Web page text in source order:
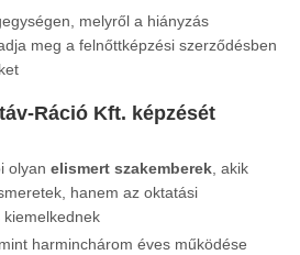
melyről a hiányzás
meg a felnőttképzési szerződésben
Ráció Kft. képzését
olyan elismert szakemberek, akik
hanem az oktatási
harminchárom éves működése